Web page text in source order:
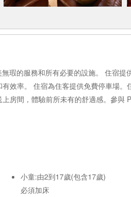
瑕的服務和所有必要的設施。 住宿
效率。 住宿為住客提供免費停車場
房間，體驗前所未有的舒適感。參
小童:由2到17歲(包含17歲)
必須加床